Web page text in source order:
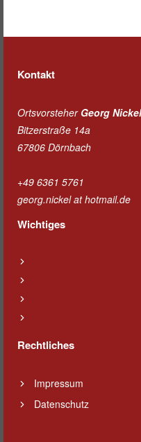
Kontakt
Ortsvorsteher Georg Nickel
Bitzerstraße 14a
67806 Dörnbach
+49 6361 5761
georg.nickel at hotmail.de
Wichtiges
Rechtliches
Impressum
Datenschutz